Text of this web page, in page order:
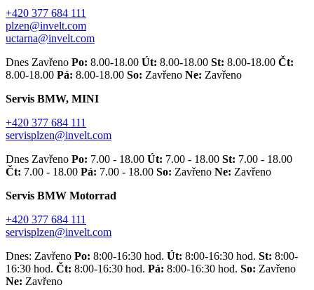
+420 377 684 111
plzen@invelt.com
uctarna@invelt.com
Dnes Zavřeno Po: 8.00-18.00 Út: 8.00-18.00 St: 8.00-18.00 Čt:
8.00-18.00 Pá: 8.00-18.00 So: Zavřeno Ne: Zavřeno
Servis BMW, MINI
+420 377 684 111
servisplzen@invelt.com
Dnes Zavřeno Po: 7.00 - 18.00 Út: 7.00 - 18.00 St: 7.00 - 18.00
Čt: 7.00 - 18.00 Pá: 7.00 - 18.00 So: Zavřeno Ne: Zavřeno
Servis BMW Motorrad
+420 377 684 111
servisplzen@invelt.com
Dnes: Zavřeno Po: 8:00-16:30 hod. Út: 8:00-16:30 hod. St: 8:00-
16:30 hod. Čt: 8:00-16:30 hod. Pá: 8:00-16:30 hod. So: Zavřeno
Ne: Zavřeno